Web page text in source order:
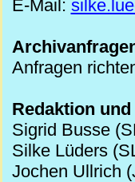
E-Mail:
Anfragen
Redaktion
Sigrid Busse
Silke Lüders
Jochen Ullrich